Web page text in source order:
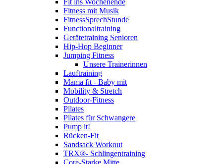
Fit ins Wochenende
Fitness mit Musik
FitnessSprechStunde
Functionaltraining
Gerätetraining Senioren
Hip-Hop Beginner
Jumping Fitness
Unsere Trainerinnen
Lauftraining
Mama fit - Baby mit
Mobility & Stretch
Outdoor-Fitness
Pilates
Pilates für Schwangere
Pump it!
Rücken-Fit
Sandsack Workout
TRX®- Schlingentraining
Core-Starke Mitte